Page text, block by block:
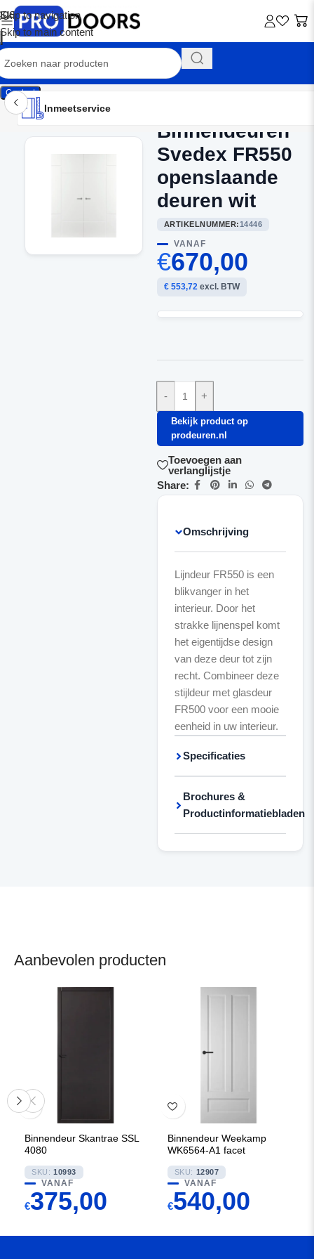
Skip to navigation
Skip to main content
Contact
Inmeetservice
Montageservice
Advies op maat
Showroom
Inmeetservice
Binnendeuren
Svedex FR550
openslaande
deuren wit
ARTIKELNUMMER:14446
VANAF
€670,00
€ 553,72excl. BTW
- +
Bekijk product op
prodeuren.nl
Toevoegen aan
verlanglijstje
Share:
Omschrijving
Lijndeur FR550 is een
blikvanger in het
interieur. Door het
strakke lijnenspel komt
het eigentijdse design
van deze deur tot zijn
recht. Combineer deze
stijldeur met glasdeur
FR500 voor een mooie
eenheid in uw interieur.
Specificaties
Brochures &
Productinformatiebladen
Aanbevolen producten
Binnendeur Skantrae SSL
4080
SKU: 10993
VANAF
€375,00
Binnendeur Weekamp
WK6564-A1 facet
SKU: 12907
VANAF
€540,00